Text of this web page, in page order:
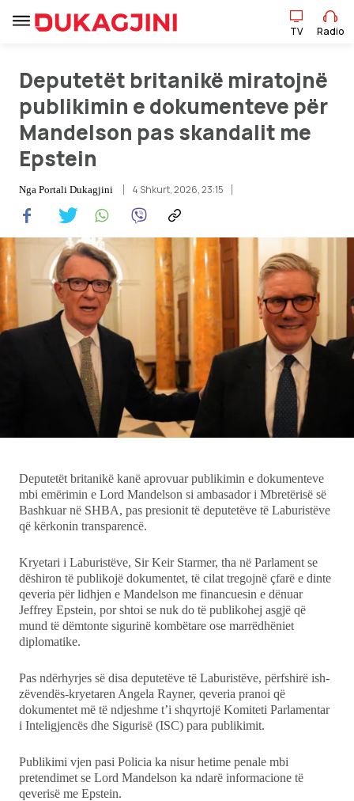
TV Radio
Lajme
Sport
Pikëpamje
Art Jete
Kulturë
Showbiz
Teknologji
Udhëtime
DuVideo
TV Radio
Deputetët britanikë miratojnë
publikimin e dokumenteve për
Mandelson pas skandalit me
Epstein
Nga Portali Dukagjini 4 Shkurt, 2026, 23:15
Deputetët britanikë kanë aprovuar publikimin e dokumenteve
mbi emërimin e Lord Mandelson si ambasador i Mbretërisë së
Bashkuar në SHBA, pas presionit të deputetëve të Laburistëve
që kërkonin transparencë.
Kryetari i Laburistëve, Sir Keir Starmer, tha në Parlament se
dëshiron të publikojë dokumentet, të cilat tregojnë çfarë e dinte
qeveria për lidhjen e Mandelson me financuesin e dënuar
Jeffrey Epstein, por shtoi se nuk do të publikohej asgjë që
mund të dëmtonte sigurinë kombëtare ose marrëdhëniet
diplomatike.
Pas ndërhyrjes së disa deputetëve të Laburistëve, përfshirë ish-
zëvendës-kryetaren Angela Rayner, qeveria pranoi që
dokumentet më të ndjeshme t’i shqyrtojë Komiteti Parlamentar
i Inteligjencës dhe Sigurisë (ISC) para publikimit.
Publikimi vjen pasi Policia ka nisur hetime penale mbi
pretendimet se Lord Mandelson ka ndarë informacione të
qeverisë me Epstein.